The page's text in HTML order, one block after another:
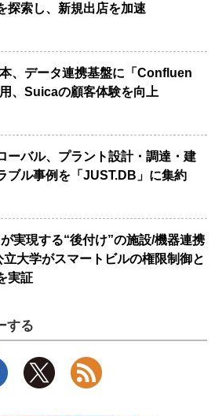
探索し、新規出店を加速
、データ連携基盤に「Confluen
、Suicaの顧客体験を向上
ーバル、プラント設計・調達・建
ブル事例を「JUST.DB」に集約
実現する“後付け”の施設/機器連携
大学がスマートビルの権限制御と
実証
する